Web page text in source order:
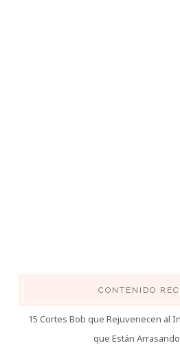
CONTENIDO
15 Cortes Bob que Rejuvenecen al
que Están